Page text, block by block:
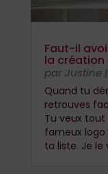
Faut-il
la création
parJustine|
Quand tu
retrouves
Tu veux
fameux
ta liste. Je le